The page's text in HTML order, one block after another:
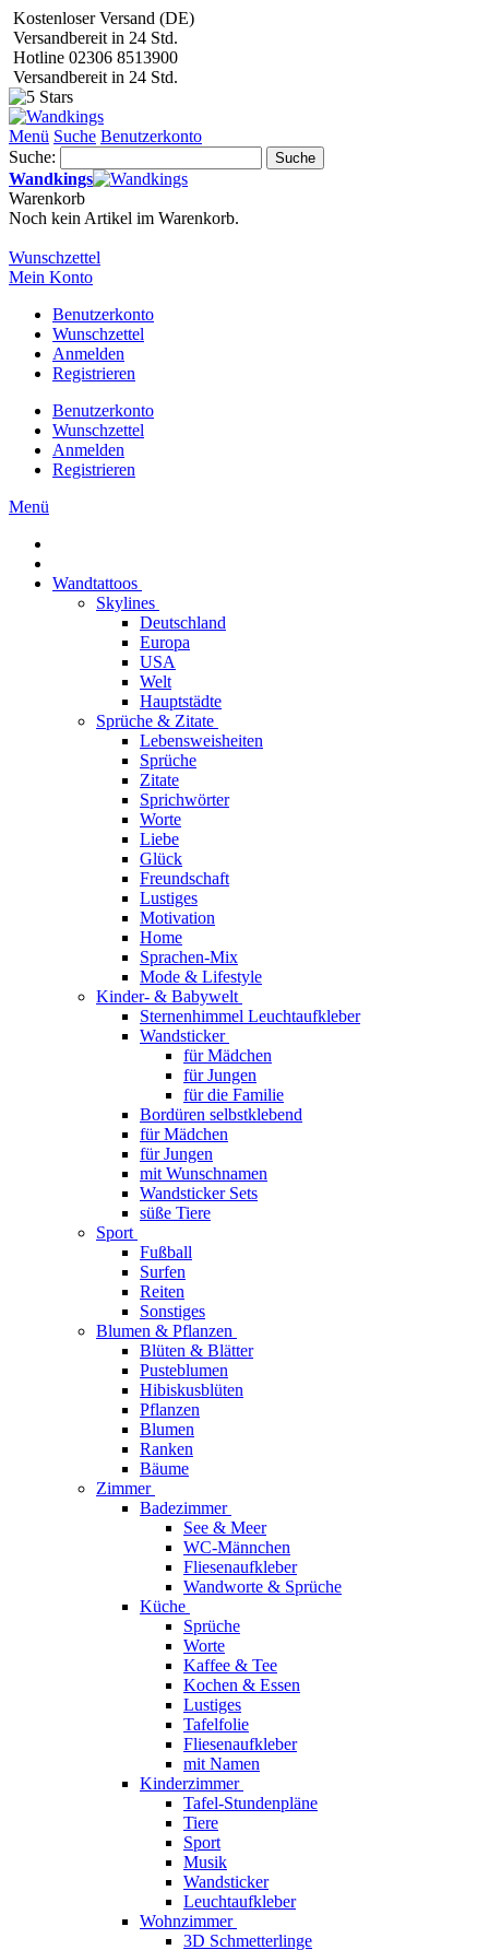
Kostenloser Versand (DE)
Versandbereit in 24 Std.
Hotline 02306 8513900
Versandbereit in 24 Std.
Menü Suche Benutzerkonto
Suche:
Suche
Wandkings
Warenkorb
Noch kein Artikel im Warenkorb.
Wunschzettel
Mein Konto
Benutzerkonto
Wunschzettel
Anmelden
Registrieren
Benutzerkonto
Wunschzettel
Anmelden
Registrieren
Menü
Wandtattoos
Skylines
Deutschland
Europa
USA
Welt
Hauptstädte
Sprüche & Zitate
Lebensweisheiten
Sprüche
Zitate
Sprichwörter
Worte
Liebe
Glück
Freundschaft
Lustiges
Motivation
Home
Sprachen-Mix
Mode & Lifestyle
Kinder- & Babywelt
Sternenhimmel Leuchtaufkleber
Wandsticker
für Mädchen
für Jungen
für die Familie
Bordüren selbstklebend
für Mädchen
für Jungen
mit Wunschnamen
Wandsticker Sets
süße Tiere
Sport
Fußball
Surfen
Reiten
Sonstiges
Blumen & Pflanzen
Blüten & Blätter
Pusteblumen
Hibiskusblüten
Pflanzen
Blumen
Ranken
Bäume
Zimmer
Badezimmer
See & Meer
WC-Männchen
Fliesenaufkleber
Wandworte & Sprüche
Küche
Sprüche
Worte
Kaffee & Tee
Kochen & Essen
Lustiges
Tafelfolie
Fliesenaufkleber
mit Namen
Kinderzimmer
Tafel-Stundenpläne
Tiere
Sport
Musik
Wandsticker
Leuchtaufkleber
Wohnzimmer
3D Schmetterlinge